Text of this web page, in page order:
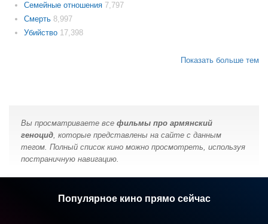
Семейные отношения 7,797
Смерть 8,997
Убийство 17,398
Показать больше тем
Вы просматриваете все фильмы про армянский
геноцид, которые представлены на сайте с данным
тегом. Полный список кино можно просмотреть, используя
постраничную навигацию.
Популярное кино прямо сейчас